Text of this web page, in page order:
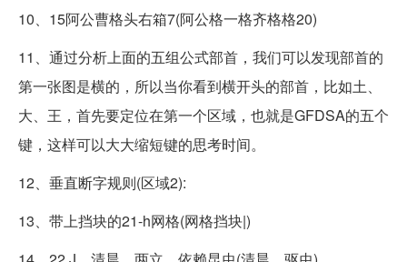
10、15阿公曹格头右箱7(阿公格一格齐格格20)
11、通过分析上面的五组公式部首，我们可以发现部首的
第一张图是横的，所以当你看到横开头的部首，比如土、
大、王，首先要定位在第一个区域，也就是GFDSA的五个
键，这样可以大大缩短键的思考时间。
12、垂直断字规则(区域2):
13、带上挡块的21-h网格(网格挡块|)